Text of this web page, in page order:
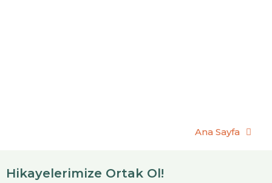
Ana Sayfa
Hikayelerimize Ortak Ol!